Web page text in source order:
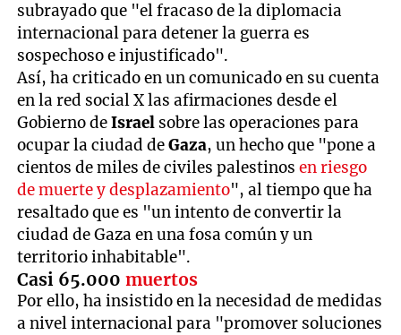
subrayado que "el fracaso de la diplomacia
internacional para detener la guerra es
sospechoso e injustificado".
Así, ha criticado en un comunicado en su cuenta
en la red social X las afirmaciones desde el
Gobierno deIsrael sobre las operaciones para
ocupar la ciudad deGaza, un hecho que "pone a
cientos de miles de civiles palestinosen riesgo
de muerte y desplazamiento", al tiempo que ha
resaltado que es "un intento de convertir la
ciudad de Gaza en una fosa común y un
territorio inhabitable".
Casi 65.000muertos
Por ello, ha insistido en la necesidad de medidas
a nivel internacional para "promover soluciones